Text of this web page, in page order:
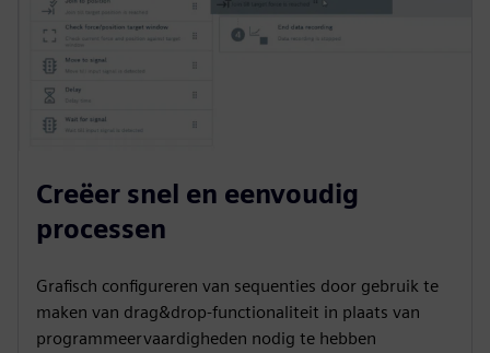
Creëer snel en eenvoudig
processen
Grafisch configureren van sequenties door gebruik te
maken van drag&drop-functionaliteit in plaats van
programmeervaardigheden nodig te hebben